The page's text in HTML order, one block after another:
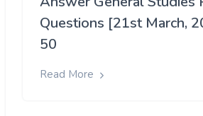
Questions [21st March,
50
Read More